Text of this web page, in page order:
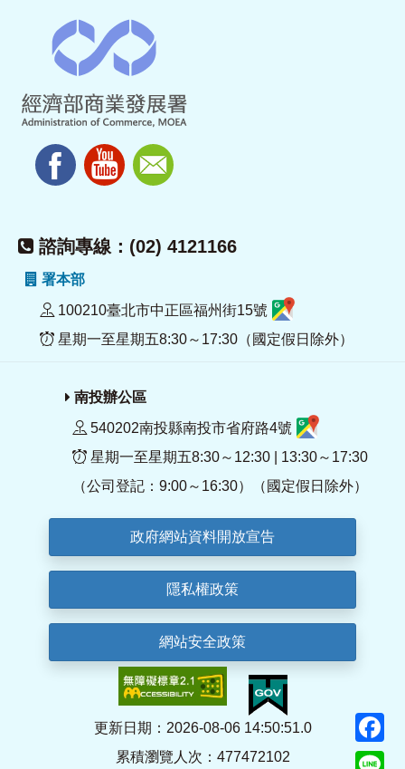
諮詢專線：(02) 4121166
署本部
100210臺北市中正區福州街15號
星期一至星期五8:30～17:30（國定假日除外）
南投辦公區
540202南投縣南投市省府路4號
星期一至星期五8:30～12:30 | 13:30～17:30
（公司登記：9:00～16:30）（國定假日除外）
政府網站資料開放宣告
隱私權政策
網站安全政策
更新日期：2026-08-06 14:50:51.0
累積瀏覽人次：477472102